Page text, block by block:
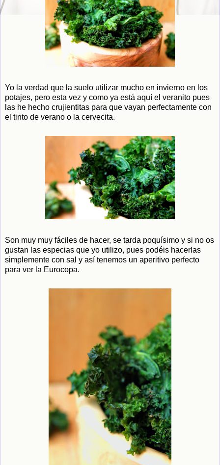
Yo la verdad que la suelo utilizar mucho en invierno en los
potajes, pero esta vez y como ya está aquí el veranito pues
las he hecho crujientitas para que vayan perfectamente con
el tinto de verano o la cervecita.
Son muy muy fáciles de hacer, se tarda poquísimo y si no os
gustan las especias que yo utilizo, pues podéis hacerlas
simplemente con sal y así tenemos un aperitivo perfecto
para ver la Eurocopa.